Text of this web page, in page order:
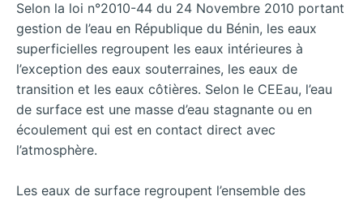
Selon la loi n°2010-44 du 24 Novembre 2010 portant
gestion de l’eau en République du Bénin, les eaux
superficielles regroupent les eaux intérieures à
l’exception des eaux souterraines, les eaux de
transition et les eaux côtières. Selon le CEEau, l’eau
de surface est une masse d’eau stagnante ou en
écoulement qui est en contact direct avec
l’atmosphère.
Les eaux de surface regroupent l’ensemble des